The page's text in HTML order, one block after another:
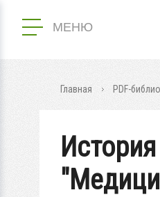
МЕНЮ
Главная PDF-